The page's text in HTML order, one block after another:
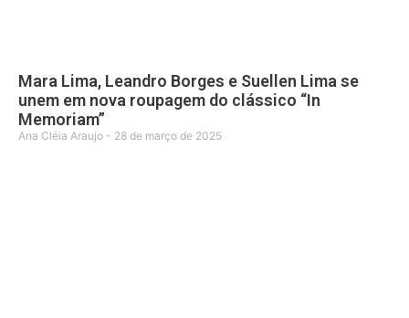
Mara Lima, Leandro Borges e Suellen Lima se
unem em nova roupagem do clássico “In
Memoriam”
Ana Cléia Araujo 28 de março de 2025